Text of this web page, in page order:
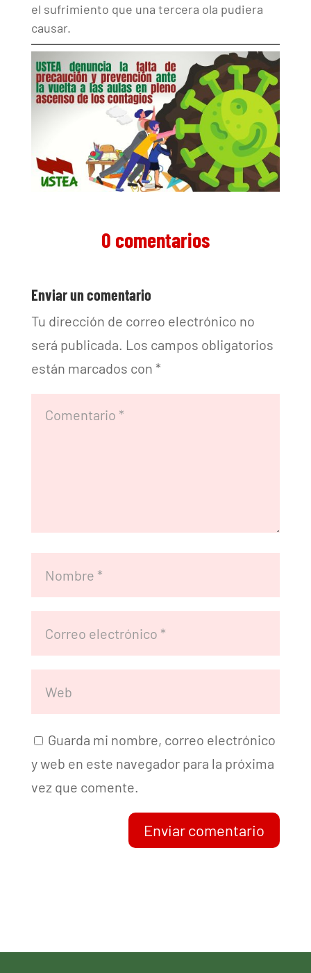
el sufrimiento que una tercera ola pudiera
causar.
0 comentarios
Enviar un comentario
Tu dirección de correo electrónico no
será publicada. Los campos obligatorios
están marcados con *
Guarda mi nombre, correo electrónico
y web en este navegador para la próxima
vez que comente.
Enviar comentario